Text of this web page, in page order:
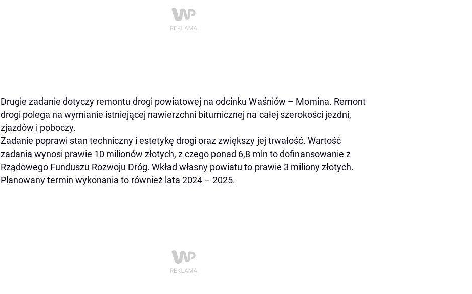
Drugie zadanie dotyczy remontu drogi powiatowej na odcinku Waśniów – Momina. Remont
drogi polega na wymianie istniejącej nawierzchni bitumicznej na całej szerokości jezdni,
zjazdów i poboczy.
Zadanie poprawi stan techniczny i estetykę drogi oraz zwiększy jej trwałość. Wartość
zadania wynosi prawie 10 milionów złotych, z czego ponad 6,8 mln to dofinansowanie z
Rządowego Funduszu Rozwoju Dróg. Wkład własny powiatu to prawie 3 miliony złotych.
Planowany termin wykonania to również lata 2024 – 2025.